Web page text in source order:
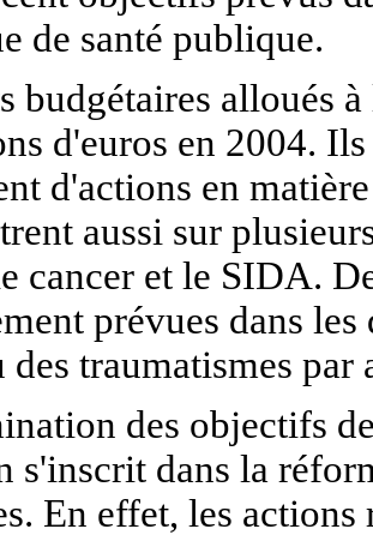
de santé publique.
budgétaires alloués
d'euros en 2004.
d'actions en
aussi sur
cancer et le SIDA.
prévues dans
des traumatismes par
des objectifs
s'inscrit dans la
En effet, les